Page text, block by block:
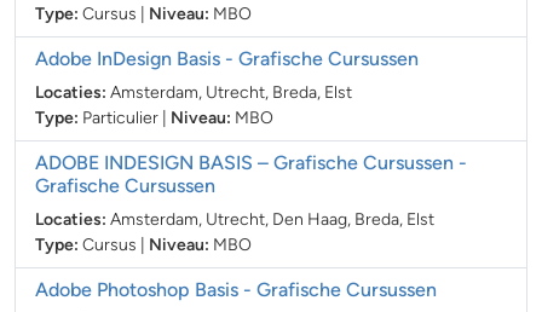
Type: Cursus Niveau: MBO
Adobe InDesign Basis - Grafische Cursussen
Locaties: Amsterdam, Utrecht, Breda, Elst
Type: Particulier Niveau: MBO
ADOBE INDESIGN BASIS – Grafische Cursussen -
Grafische Cursussen
Locaties: Amsterdam, Utrecht, Den Haag, Breda, Elst
Type: Cursus Niveau: MBO
Adobe Photoshop Basis - Grafische Cursussen